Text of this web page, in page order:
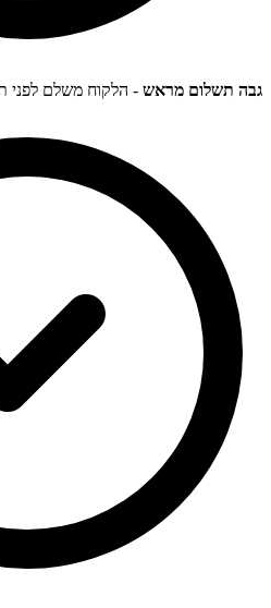
גבה תשלום מראש - הלקוח משלם לפני